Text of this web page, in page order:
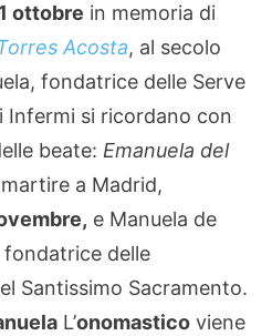
ottobre in memoria di
Acosta, al secolo
fondatrice delle Serve
Infermi si ricordano con
beate: Emanuela del
a Madrid,
e Manuela de
fondatrice delle
Santissimo Sacramento.
L’onomastico viene